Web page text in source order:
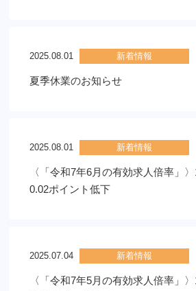
2025.08.01 新着情報
夏季休業のお知らせ
2025.08.01 新着情報
〈「令和7年6月の有効求人倍率」
0.02ポイント低下
2025.07.04 新着情報
〈「令和7年5月の有効求人倍率」